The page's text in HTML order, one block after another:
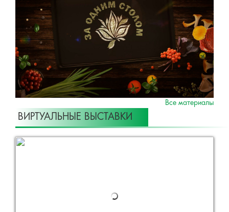
Все материалы
ВИРТУАЛЬНЫЕ ВЫСТАВКИ